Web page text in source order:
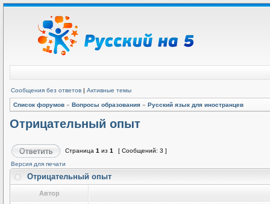
Сообщения без ответов | Активные темы
Список форумов » Вопросы образования » Русский язык для иностранцев
Отрицательный опыт
Страница 1 из 1
[ Сообщений: 3 ]
Версия для печати
Отрицательный опыт
Автор